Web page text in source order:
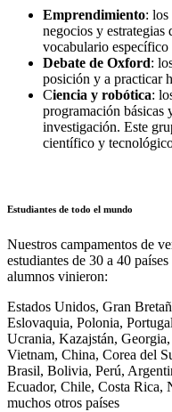
Emprendimiento: los
negocios y estrategias
vocabulario
Debate de Oxford:
posición y a practicar
Ciencia y robótica:
programación básicas
investigación. Este
científico y
Estudiantes de todo el mundo
Nuestros campamentos de
estudiantes de 30 a 40
alumnos vinieron:
Estados Unidos, Gran
Eslovaquia, Polonia,
Ucrania, Kazajstán,
Vietnam, China, Corea del
Brasil, Bolivia, Perú,
Ecuador, Chile, Costa Rica,
muchos otros países